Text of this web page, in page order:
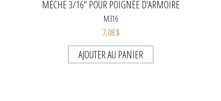
MÈCHE 3/16" POUR POIGNÉE D'ARMOIRE
M316
7,08 $
AJOUTER AU PANIER